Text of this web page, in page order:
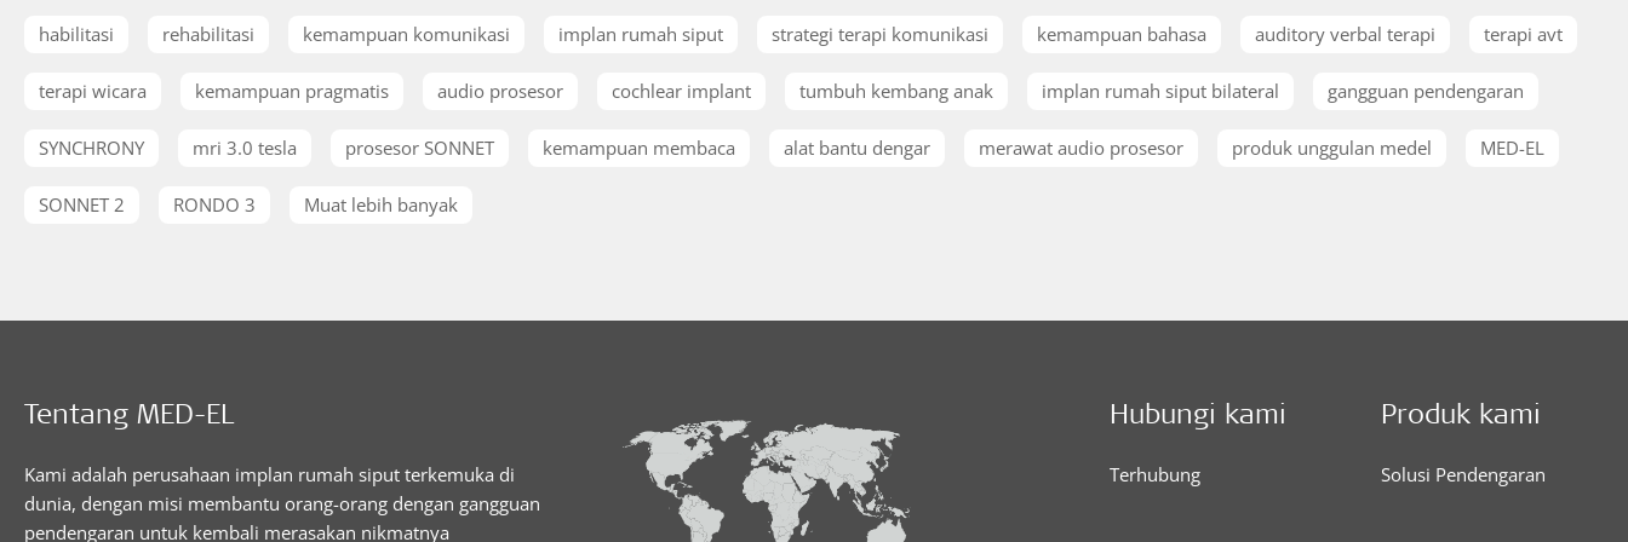
habilitasi rehabilitasi kemampuan komunikasi implan rumah siput strategi terapi komunikasi kemampuan bahasa auditory verbal terapi terapi avt
terapi wicara kemampuan pragmatis audio prosesor cochlear implant tumbuh kembang anak implan rumah siput bilateral gangguan pendengaran
SYNCHRONY mri 3.0 tesla prosesor SONNET kemampuan membaca alat bantu dengar merawat audio prosesor produk unggulan medel MED-EL
SONNET 2 RONDO 3 Muat lebih banyak
Tentang MED-EL
Kami adalah perusahaan implan rumah siput terkemuka di
dunia, dengan misi membantu orang-orang dengan gangguan
pendengaran untuk kembali merasakan nikmatnya
Hubungi kami
Terhubung
Produk kami
Solusi Pendengaran